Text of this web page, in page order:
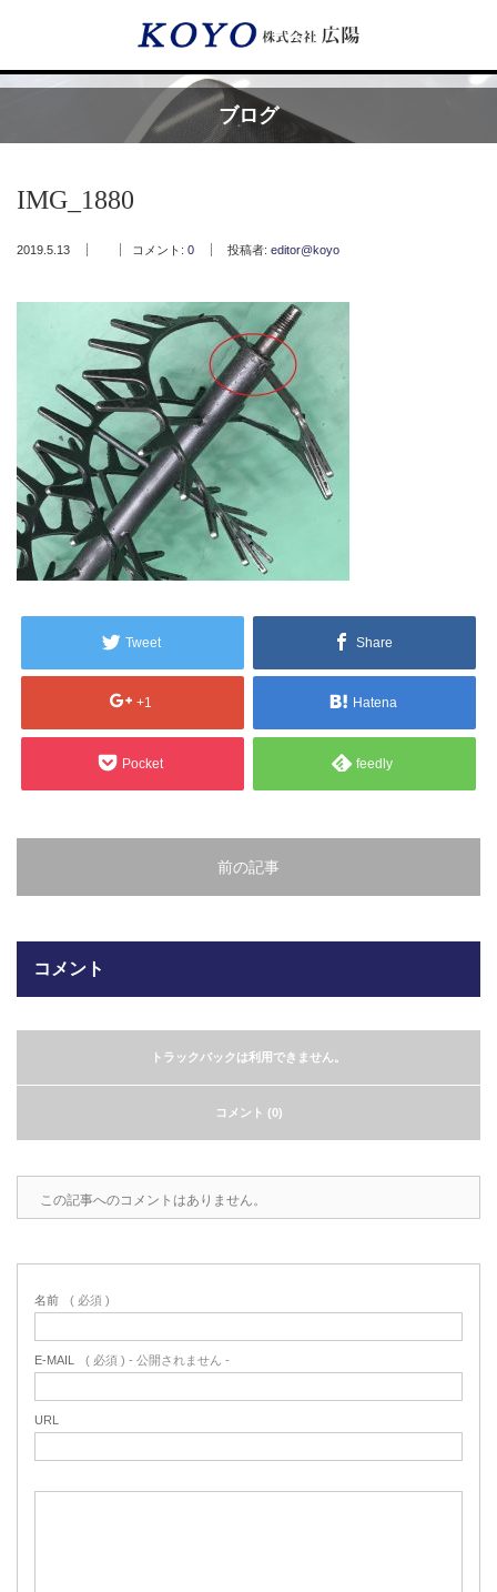
ブログ
IMG_1880
2019.5.13 コメント: 0 投稿者: editor@koyo
Tweet Share
+1 Hatena
Pocket feedly
前の記事
コメント
トラックバックは利用できません。
コメント (0)
この記事へのコメントはありません。
名前 ( 必須 )
E-MAIL ( 必須 ) - 公開されません -
URL
Menu
フッ素樹脂コーティング
フッ素樹脂ベルト
取付工事・メンテナンス
販売製品
よくある質問
MFライニングカタログ（PDF）
お問合わせ
最近の記事
今まで使用が出来ないとされていた小
型ベルトコンベアでも使用可能なフッ
素樹脂ベルトを開発…
ルトの繋ぎ…
2022.6.12
今、結露、湿気などの問い合わせが増
が、冷蔵庫、…
印刷塗工工程で溶剤系塗料をご使用の
場合、静電気により塗料に引火し火災